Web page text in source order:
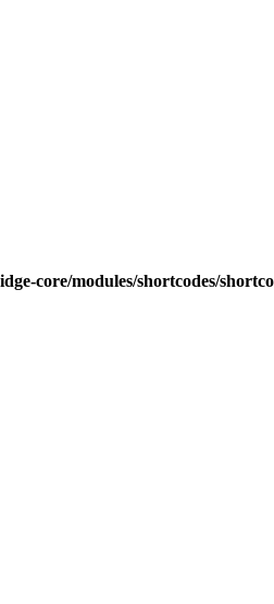
core/modules/shortcodes/